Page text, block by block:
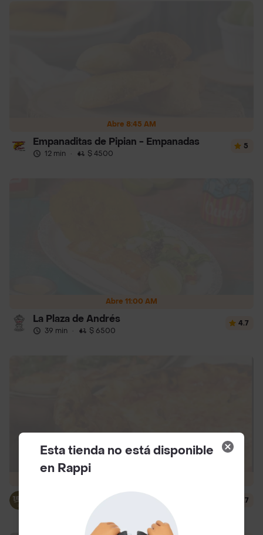
Abre 8:45 AM
Empanaditas de Pipian - Empanadas
12 min · $ 4500
5
Abre 11:00 AM
La Plaza de Andrés
39 min · $ 6500
4.7
$ 6500
4.7
Esta tienda no está disponible
en Rappi